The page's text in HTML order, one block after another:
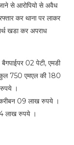
से आरोपियो से अवैध
कर थाना पर लाकर
खडा कर अपराध
02 पेटी, एमडी
कुल 750 एमएल की 180
।
09 लाख रुपये ।
लाख रुपये ।